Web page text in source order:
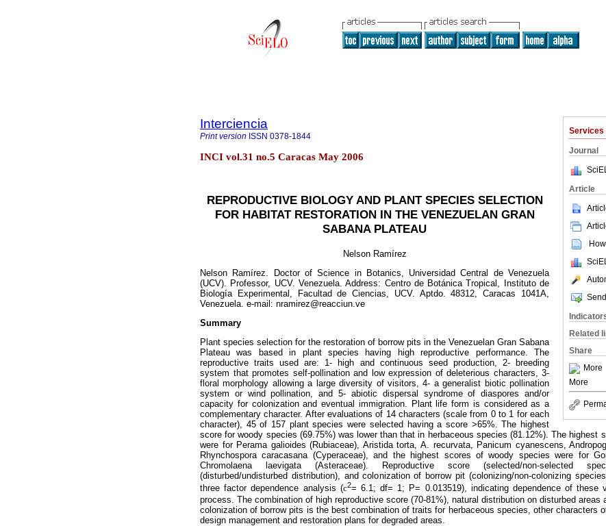
Services
Journal
Article
Related
Share
More
More
Interciencia
Print version ISSN 0378-1844
INCI vol.31 no.5 Caracas May 2006
REPRODUCTIVE BIOLOGY AND PLANT SPECIES SELECTION
FOR HABITAT RESTORATION IN THE VENEZUELAN GRAN
SABANA PLATEAU
Nelson Ramírez
Nelson Ramírez. Doctor of Science in Botanics, Universidad Central de Venezuela
(UCV). Professor, UCV. Venezuela. Address: Centro de Botánica Tropical, Instituto de
Biología Experimental, Facultad de Ciencias, UCV. Aptdo. 48312, Caracas 1041A,
Venezuela. e-mail: nramirez@reacciun.ve
Summary
Plant species selection for the restoration of borrow pits in the Venezuelan Gran Sabana
Plateau was based in plant species having high reproductive performance. The
reproductive traits used are: 1- high and continuous seed production, 2- breeding
system that promotes self-pollination and low expression of deleterious characters, 3-
floral morphology allowing a large diversity of visitors, 4- a generalist biotic pollination
system or wind pollination, and 5- abiotic dispersal syndrome of diaspores and/or
capacity for colonization and eventual immigration. Plant life form is considered as a
complementary character. After evaluations of 14 characters (scale from 0 to 1 for each
character), 45 of 157 plant species were selected having a score >65%. The highest
score for woody species (69.75%) was lower than that in herbaceous species (81.12%). The highest
were for Perama galioides (Rubiaceae), Aristida torta, A. recurvata, Panicum cyanescens,
Rhynchospora caracasana (Cyperaceae), and the highest scores of woody species were for
Chromolaena laevigata (Asteraceae). Reproductive score (selected/non-selected
(disturbed/undisturbed distribution), and colonization of borrow pit (colonizing/non-colonizing
three factor dependence analysis (c2= 6.1; df= 1; P= 0.013519), indicating dependence of these
process. The combination of high reproductive score (70-81%), natural distribution on disturbed areas
colonization of borrow pits is the best combination of traits for herbaceous species, other characters
design management and restoration plans for degraded areas.